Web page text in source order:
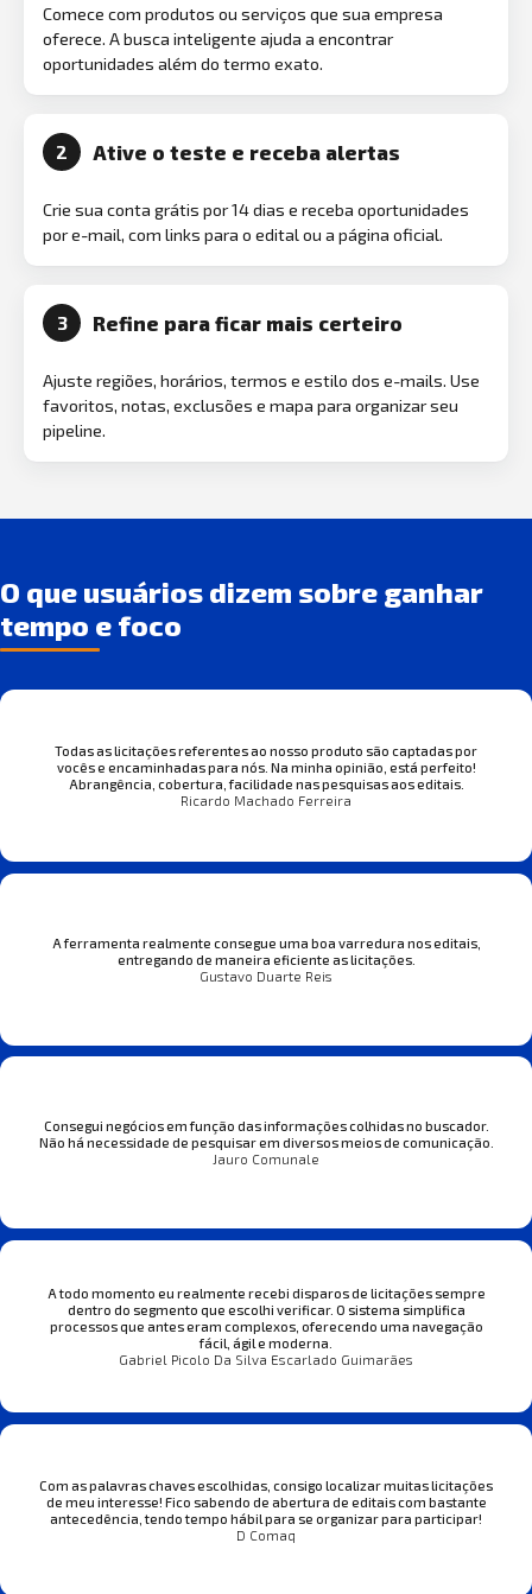
Comece com produtos ou serviços que sua empresa
oferece. A busca inteligente ajuda a encontrar
oportunidades além do termo exato.
2 Ative o teste e receba alertas
Crie sua conta grátis por 14 dias e receba oportunidades
por e-mail, com links para o edital ou a página oficial.
3 Refine para ficar mais certeiro
Ajuste regiões, horários, termos e estilo dos e-mails. Use
favoritos, notas, exclusões e mapa para organizar seu
pipeline.
O que usuários dizem sobre ganhar
tempo e foco
Todas as licitações referentes ao nosso produto são captadas por
vocês e encaminhadas para nós. Na minha opinião, está perfeito!
Abrangência, cobertura, facilidade nas pesquisas aos editais.
Ricardo Machado Ferreira
A ferramenta realmente consegue uma boa varredura nos editais,
entregando de maneira eficiente as licitações.
Gustavo Duarte Reis
Consegui negócios em função das informações colhidas no buscador.
Não há necessidade de pesquisar em diversos meios de comunicação.
Jauro Comunale
A todo momento eu realmente recebi disparos de licitações sempre
dentro do segmento que escolhi verificar. O sistema simplifica
processos que antes eram complexos, oferecendo uma navegação
fácil, ágil e moderna.
Gabriel Picolo Da Silva Escarlado Guimarães
Com as palavras chaves escolhidas, consigo localizar muitas licitações
de meu interesse! Fico sabendo de abertura de editais com bastante
antecedência, tendo tempo hábil para se organizar para participar!
D Comaq